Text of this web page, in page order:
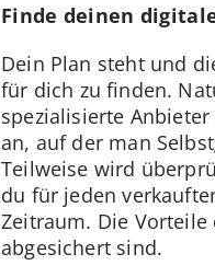
Finde deinen
Dein Plan steht und
für dich zu finden.
spezialisierte
an, auf der man
Teilweise wird
du für jeden
Zeitraum. Die
abgesichert sind.